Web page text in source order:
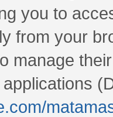
you to
from your
manage